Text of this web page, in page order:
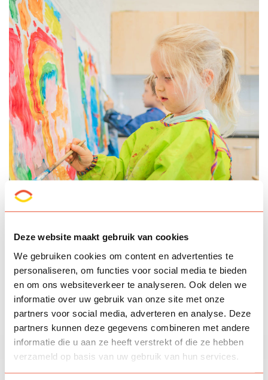
Deze website maakt gebruik van cookies
We gebruiken cookies om content en advertenties te
personaliseren, om functies voor social media te bieden
en om ons websiteverkeer te analyseren. Ook delen we
informatie over uw gebruik van onze site met onze
partners voor social media, adverteren en analyse. Deze
partners kunnen deze gegevens combineren met andere
informatie die u aan ze heeft verstrekt of die ze hebben
verzameld op basis van uw gebruik van hun services.
Groep 1/2
Leerkracht: Roy Roersma